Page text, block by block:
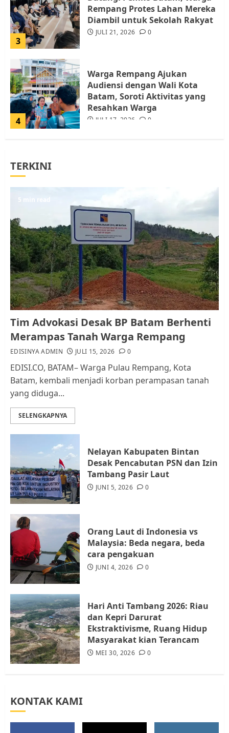
3
Rempang Protes Lahan Mereka
Diambil untuk Sekolah Rakyat
JULI 21, 2026 0
4
Warga Rempang Ajukan
Audiensi dengan Wali Kota
Batam, Soroti Aktivitas yang
Resahkan Warga
JULI 17, 2026 0
5
1
Pemko Batam Tegaskan RT dan
RW bukan Petugas Pendataan
dan Pemungutan Pajak
AGUSTUS 1, 2026 0
Kader Pajak jadi Penghubung
Pemerintah dan Masyarakat di
Lingkungan RT/RW
AGUSTUS 1, 2026
4
Warga Rempang Ajukan
Audiensi dengan Wali Kota
5
Tim Advokasi Desak BP Batam
Berhenti Merampas Tanah
TERKINI
5 min read
Tim Advokasi Desak BP Batam Berhenti
Merampas Tanah Warga Rempang
EDISINYA ADMIN JULI 15, 2026 0
EDISI.CO, BATAM– Warga Pulau Rempang, Kota
Batam, kembali menjadi korban perampasan tanah
yang diduga...
SELENGKAPNYA
Nelayan Kabupaten Bintan
Desak Pencabutan PSN dan Izin
Tambang Pasir Laut
JUNI 5, 2026 0
Orang Laut di Indonesia vs
Malaysia: Beda negara, beda
cara pengakuan
JUNI 4, 2026 0
Hari Anti Tambang 2026: Riau
dan Kepri Darurat
Ekstraktivisme, Ruang Hidup
Masyarakat kian Terancam
MEI 30, 2026 0
KONTAK KAMI